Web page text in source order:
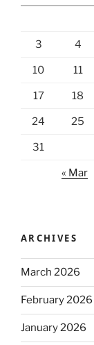
3 4
10 11
17 18
24 25
31
« Mar
ARCHIVES
March 2026
February 2026
January 2026